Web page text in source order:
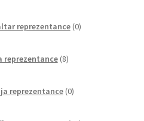
reprezentance 0izdelkov
reprezentance 8izdelkov
reprezentance 0izdelkov